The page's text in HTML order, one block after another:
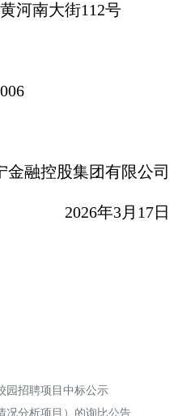
河南大街112号
金融控股集团有限公司
2026年3月17日
园招聘项目中标公示
况分析项目）的询比公告